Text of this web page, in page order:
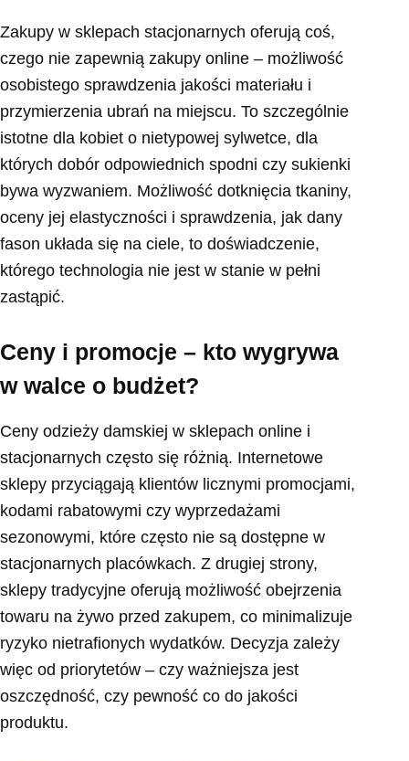
Zakupy w sklepach stacjonarnych oferują coś,
czego nie zapewnią zakupy online – możliwość
osobistego sprawdzenia jakości materiału i
przymierzenia ubrań na miejscu. To szczególnie
istotne dla kobiet o nietypowej sylwetce, dla
których dobór odpowiednich spodni czy sukienki
bywa wyzwaniem. Możliwość dotknięcia tkaniny,
oceny jej elastyczności i sprawdzenia, jak dany
fason układa się na ciele, to doświadczenie,
którego technologia nie jest w stanie w pełni
zastąpić.
Ceny i promocje – kto wygrywa
w walce o budżet?
Ceny odzieży damskiej w sklepach online i
stacjonarnych często się różnią. Internetowe
sklepy przyciągają klientów licznymi promocjami,
kodami rabatowymi czy wyprzedażami
sezonowymi, które często nie są dostępne w
stacjonarnych placówkach. Z drugiej strony,
sklepy tradycyjne oferują możliwość obejrzenia
towaru na żywo przed zakupem, co minimalizuje
ryzyko nietrafionych wydatków. Decyzja zależy
więc od priorytetów – czy ważniejsza jest
oszczędność, czy pewność co do jakości
produktu.